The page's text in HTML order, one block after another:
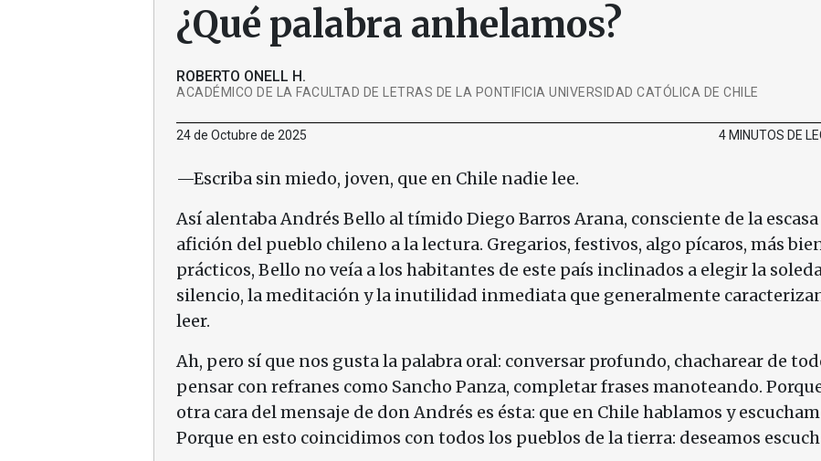
¿Qué palabra anhelamos?
ROBERTO ONELL H.
ACADÉMICO DE LA FACULTAD DE LETRAS DE LA PONTIFICIA UNIVERSIDAD CATÓLICA DE CHILE
24 de Octubre de 2025 4 MINUTOS DE
—Escriba sin miedo, joven, que en Chile nadie lee.
Así alentaba Andrés Bello al tímido Diego Barros Arana, consciente de la escasa
afición del pueblo chileno a la lectura. Gregarios, festivos, algo pícaros, más
prácticos, Bello no veía a los habitantes de este país inclinados a elegir la
silencio, la meditación y la inutilidad inmediata que generalmente
leer.
Ah, pero sí que nos gusta la palabra oral: conversar profundo, chacharear de
pensar con refranes como Sancho Panza, completar frases manoteando.
otra cara del mensaje de don Andrés es ésta: que en Chile hablamos y
Porque en esto coincidimos con todos los pueblos de la tierra: deseamos